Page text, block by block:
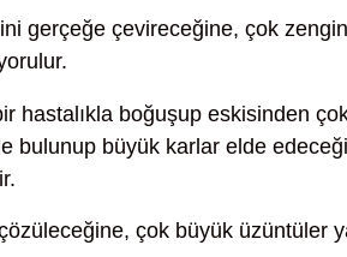
gerçeğe çevireceğine, çok
hastalıkla boğuşup eskisinden
bulunup büyük karlar elde
çok büyük üzüntüler